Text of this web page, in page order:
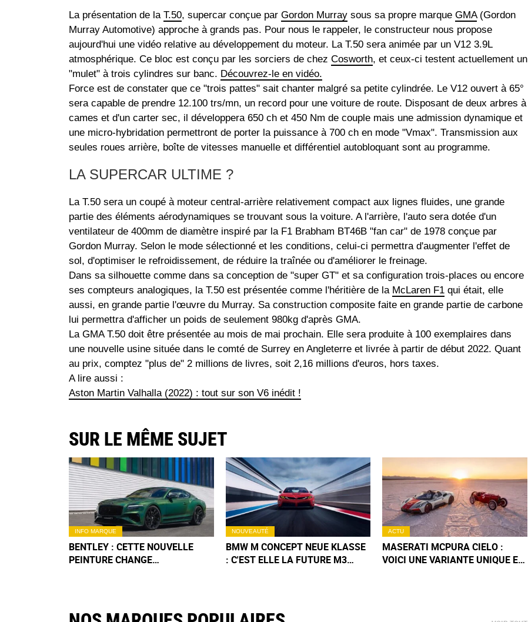
La présentation de la T.50, supercar conçue par Gordon Murray sous sa propre marque GMA(Gordon
Murray Automotive) approche à grands pas. Pour nous le rappeler, le constructeur nous propose
aujourd'hui une vidéo relative au développement du moteur. La T.50 sera animée par un V12 3.9L
atmosphérique. Ce bloc est conçu par les sorciers de chez Cosworth, et ceux-ci testent actuellement un
"mulet" à trois cylindres sur banc. Découvrez-le en vidéo.
Force est de constater que ce "trois pattes" sait chanter malgré sa petite cylindrée. Le V12 ouvert à 65°
sera capable de prendre 12.100 trs/mn, un record pour une voiture de route. Disposant de deux arbres à
cames et d'un carter sec, il développera 650 ch et 450 Nm de couple mais une admission dynamique et
une micro-hybridation permettront de porter la puissance à 700 ch en mode "Vmax". Transmission aux
seules roues arrière, boîte de vitesses manuelle et différentiel autobloquant sont au programme.
LA SUPERCAR ULTIME ?
La T.50 sera un coupé à moteur central-arrière relativement compact aux lignes fluides, une grande
partie des éléments aérodynamiques se trouvant sous la voiture. A l'arrière, l'auto sera dotée d'un
ventilateur de 400mm de diamètre inspiré par la F1 Brabham BT46B "fan car" de 1978 conçue par
Gordon Murray. Selon le mode sélectionné et les conditions, celui-ci permettra d'augmenter l'effet de
sol, d'optimiser le refroidissement, de réduire la traînée ou d'améliorer le freinage.
Dans sa silhouette comme dans sa conception de "super GT" et sa configuration trois-places ou encore
ses compteurs analogiques, la T.50 est présentée comme l'héritière de la McLaren F1 qui était, elle
aussi, en grande partie l'œuvre du Murray. Sa construction composite faite en grande partie de carbone
lui permettra d'afficher un poids de seulement 980kg d'après GMA.
La GMA T.50 doit être présentée au mois de mai prochain. Elle sera produite à 100 exemplaires dans
une nouvelle usine située dans le comté de Surrey en Angleterre et livrée à partir de début 2022. Quant
au prix, comptez "plus de" 2 millions de livres, soit 2,16 millions d'euros, hors taxes.
A lire aussi :
Aston Martin Valhalla (2022) : tout sur son V6 inédit !
SUR LE MÊME SUJET
INFO MARQUE
BENTLEY : CETTE NOUVELLE
PEINTURE CHANGE
NOUVEAUTÉ
BMW M CONCEPT NEUE KLASSE
: C'EST ELLE LA FUTURE M3
ACTU
MASERATI MCPURA CIELO :
VOICI UNE VARIANTE UNIQUE EN